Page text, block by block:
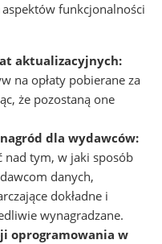
funkcjonalności
aktualizacyjnych:
na opłaty pobierane za
że pozostaną one
dla wydawców:
nad tym, w jaki sposób
danych,
dokładne i
wynagradzane.
oprogramowania w